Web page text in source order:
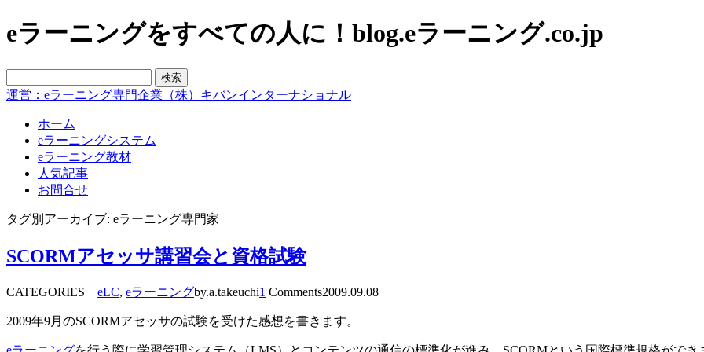
eラーニングをすべての人に！blog.eラーニング.co.jp
運営：eラーニング専門企業（株）キバンインターナショナル
ホーム
eラーニングシステム
eラーニング教材
人気記事
お問合せ
タグ別アーカイブ: eラーニング専門家
SCORMアセッサ講習会と資格試験
CATEGORIES eLC, eラーニングby.a.takeuchi1 Comments2009.09.08
2009年9月のSCORMアセッサの試験を受けた感想を書きます。